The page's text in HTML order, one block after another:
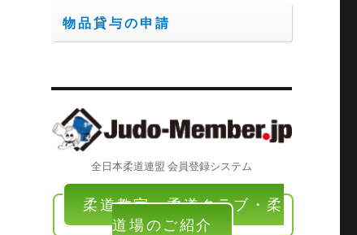
物品貸与の申請
全日本柔道連盟 会員登録システム
柔道教室・柔道クラブ・柔
道場のご紹介